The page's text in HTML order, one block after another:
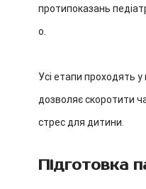
протипоказань
о.
Усі етапи проходять
дозволяє скоротити
стрес для дитини.
Підготовка